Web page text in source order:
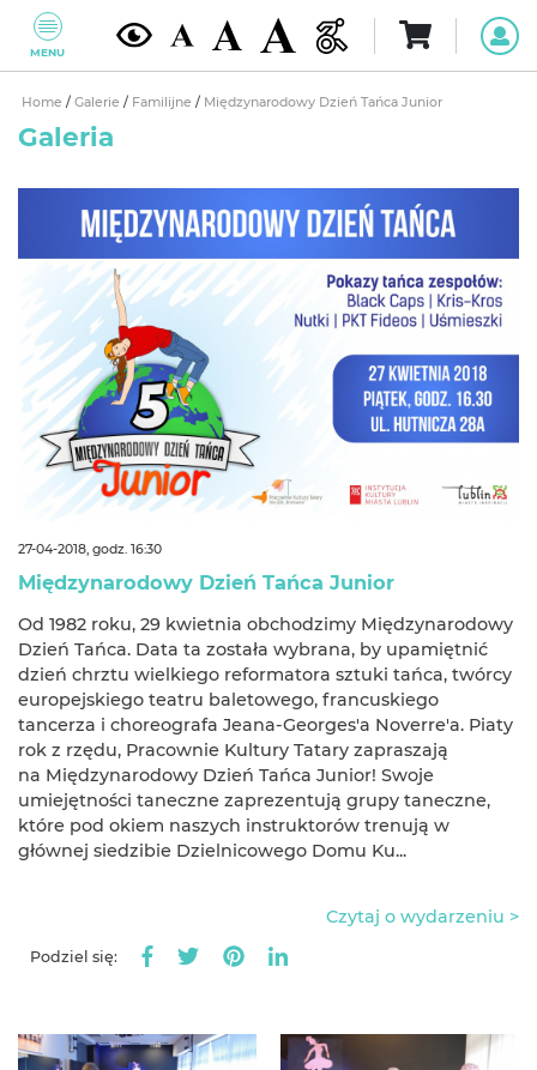
MENU
Home / Galerie / Familijne / Międzynarodowy Dzień Tańca Junior
Galeria
27-04-2018, godz. 16:30
Międzynarodowy Dzień Tańca Junior
Od 1982 roku, 29 kwietnia obchodzimy Międzynarodowy
Dzień Tańca. Data ta została wybrana, by upamiętnić
dzień chrztu wielkiego reformatora sztuki tańca, twórcy
europejskiego teatru baletowego, francuskiego
tancerza i choreografa Jeana-Georges'a Noverre'a. Piaty
rok z rzędu, Pracownie Kultury Tatary zapraszają
na Międzynarodowy Dzień Tańca Junior! Swoje
umiejętności taneczne zaprezentują grupy taneczne,
które pod okiem naszych instruktorów trenują w
głównej siedzibie Dzielnicowego Domu Ku...
Czytaj o wydarzeniu >
Podziel się: